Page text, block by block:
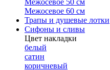
Межосевое 50 см
Межосевое 60 см
Трапы и душевые лотки
Сифоны и сливы
Цвет накладки
белый
сатин
коричневый